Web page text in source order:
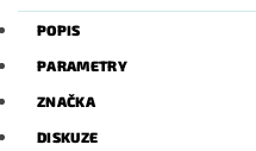
POPIS
PARAMETRY
ZNAČKA
DISKUZE